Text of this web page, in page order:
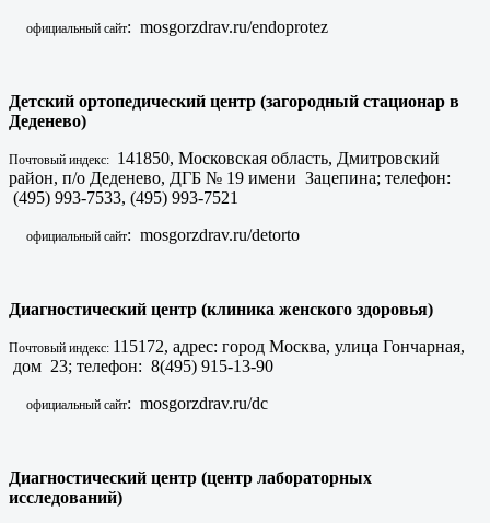
официальный сайт: mosgorzdrav.ru/endoprotez
Детский ортопедический центр (загородный стационар в
Деденево)
Почтовый индекс: 141850, Московская область, Дмитровский
район, п/о Деденево, ДГБ № 19 имени Зацепина; телефон:
(495) 993-7533, (495) 993-7521
официальный сайт: mosgorzdrav.ru/detorto
Диагностический центр (клиника женского здоровья)
Почтовый индекс: 115172, адрес: город Москва, улица Гончарная,
дом 23; телефон: 8(495) 915-13-90
официальный сайт: mosgorzdrav.ru/dc
Диагностический центр (центр лабораторных
исследований)